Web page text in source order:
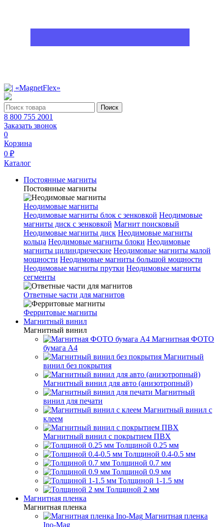
Поиск
8 800 755 2001
Заказать звонок
0
Корзина
0 ₽
Каталог
Постоянные магниты
Постоянные магниты
Неодимовые магниты
Неодимовые магниты блок с зенковкой Неодимовые
магниты диск с зенковкой Магнит поисковый
Неодимовые магниты диск Неодимовые магниты
кольца Неодимовые магниты блоки Неодимовые
магниты цилиндрические Неодимовые магниты малой
мощности Неодимовые магниты большой мощности
Неодимовые магниты прутки Неодимовые магниты
сегменты
Ответные части для магнитов
Ферритовые магниты
Магнитный винил
Магнитный винил
Магнитная ФОТО
бумага А4
Магнитный
винил без покрытия
Магнитный винил для авто (анизотропный)
Магнитный
винил для печати
Магнитный винил с
клеем
Магнитный винил с покрытием ПВХ
Толщиной 0.25 мм
Толщиной 0.4-0.5 мм
Толщиной 0.7 мм
Толщиной 0.9 мм
Толщиной 1-1.5 мм
Толщиной 2 мм
Магнитная пленка
Магнитная пленка
Магнитная пленка
Ino-Mag